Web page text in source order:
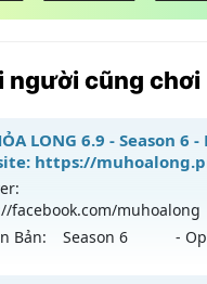
người cũng chơi
LONG 6.9 - Season 6
https://
facebook.com/muhoalong
Bản:
Season 6 -